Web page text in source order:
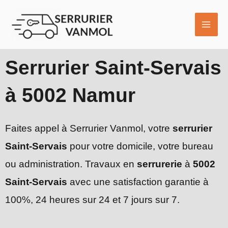
contenu
Serrurier Saint-Servais
à 5002 Namur
Faites appel à Serrurier Vanmol, votre serrurier
Saint-Servais pour votre domicile, votre bureau
ou administration. Travaux en serrurerie à 5002
Saint-Servais avec une satisfaction garantie à
100%, 24 heures sur 24 et 7 jours sur 7.